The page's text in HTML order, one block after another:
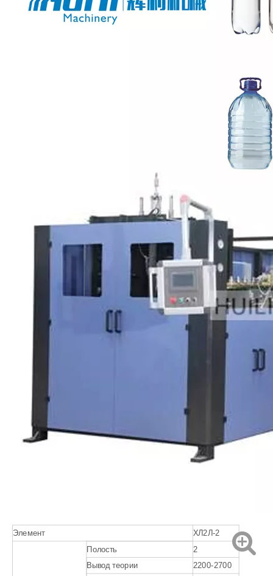
Элемент ХЛ2Л-2
Полость 2
Вывод теории 2200-2700